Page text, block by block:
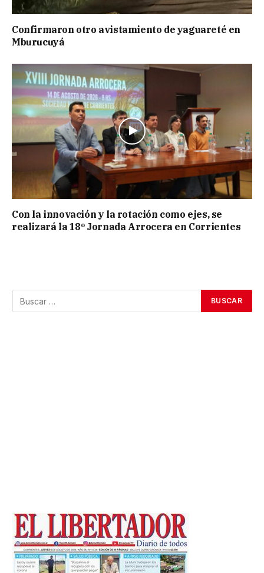
Confirmaron otro avistamiento de yaguareté en
Mburucuyá
Con la innovación y la rotación como ejes, se
realizará la 18º Jornada Arrocera en Corrientes